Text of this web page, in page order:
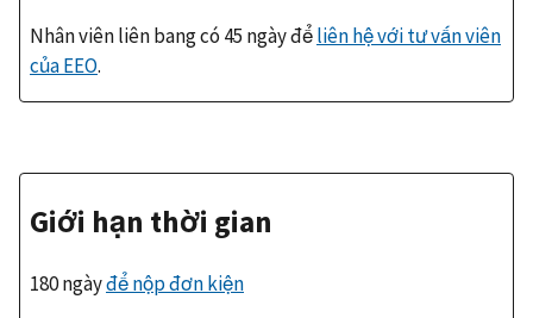
Nhân viên liên bang có 45 ngày đểliên hệ với tư vấn viên
của EEO.
Giới hạn thời gian
180 ngàyđể nộp đơn kiện